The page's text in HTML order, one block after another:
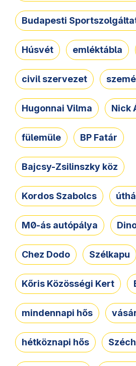
Budapesti
Húsvét emléktábla
civil szervezet
Hugonnai Vilma Nick
fülemüle BP Fatár
Bajcsy-Zsilinszky köz
Kordos Szabolcs
M0-ás autópálya
Chez Dodo Szélkapu
Kőris Közösségi Kert
mindennapi hős
hétköznapi hős